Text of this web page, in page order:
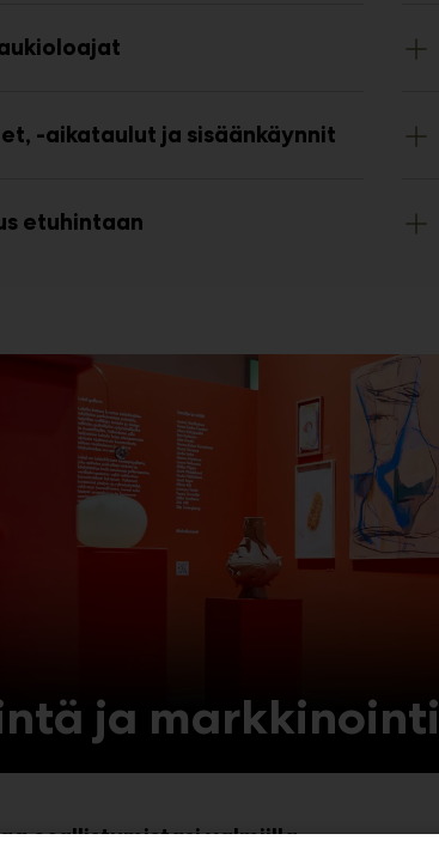
-aikataulut ja sisäänkäynnit
etuhintaan
ja markkinointi
osallistumistasi valmiilla